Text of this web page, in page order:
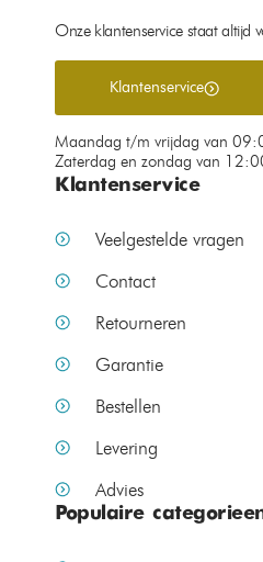
Onze klantenservice staat altijd
Klantenservice
Maandag t/m vrijdag van
Zaterdag en zondag van
Klantenservice
Veelgestelde vragen
Contact
Retourneren
Garantie
Bestellen
Levering
Advies
Populaire